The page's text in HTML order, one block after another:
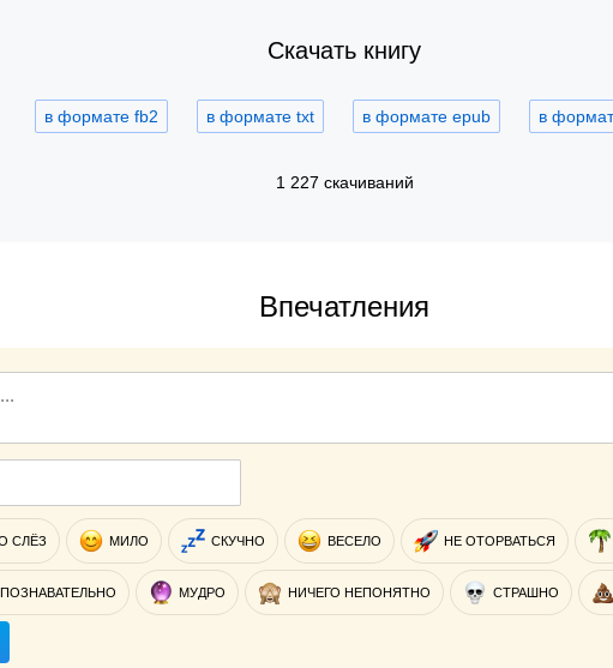
Скачать книгу
в формате fb2 в формате txt в формате epub в
1 227 скачиваний
Впечатления
СЛЁЗ МИЛО СКУЧНО ВЕСЕЛО НЕ ОТОРВАТЬСЯ
ПОЗНАВАТЕЛЬНО МУДРО НИЧЕГО НЕПОНЯТНО СТРАШНО